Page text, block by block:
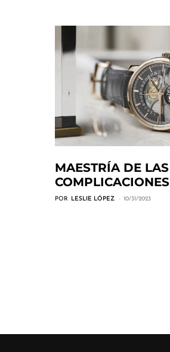
MAESTRÍA DE LAS
COMPLICACIONES
POR LESLIE LÓPEZ 10/31/2023